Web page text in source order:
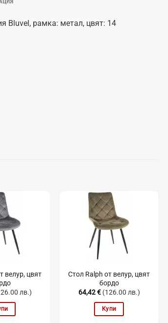
Bluvel, рамка: метал, цвят: 14
велур, цвят
лв.)
Стол Ralph от велур, цвят
бордо
64,42€ (126.00 лв.)
Купи